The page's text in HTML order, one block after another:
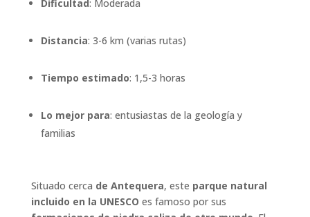
Dificultad: Moderada
Distancia: 3-6 km (varias rutas)
Tiempo estimado: 1,5-3 horas
Lo mejor para: entusiastas de la geología y
familias
Situado cerca de Antequera, este parque natural
incluido en la UNESCO es famoso por sus